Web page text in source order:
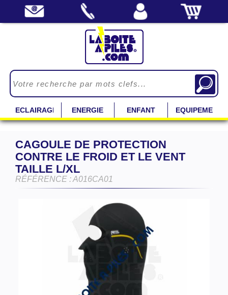
ECLAIRAGE ENERGIE ENFANT EQUIPEMENT
CAGOULE DE PROTECTION
CONTRE LE FROID ET LE VENT
TAILLE L/XL
RÉFÉRENCE : A016CA01